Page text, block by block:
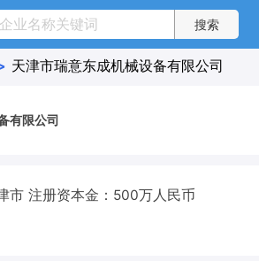
天津市瑞意东成机械设备有限公司
有限公司
市 注册资本金：500万人民币